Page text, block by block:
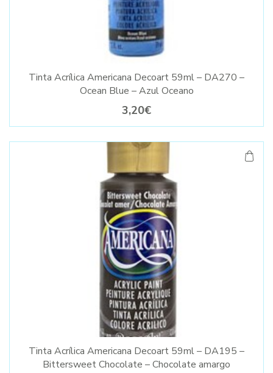
Tinta Acrílica Americana Decoart 59ml – DA270 –
Ocean Blue – Azul Oceano
3,20€
Tinta Acrílica Americana Decoart 59ml – DA195 –
Bittersweet Chocolate – Chocolate amargo